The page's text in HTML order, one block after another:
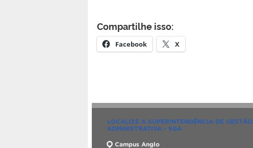
Compartilhe isso:
Facebook X
LOCALIZE A SUPERINTENDÊNCIA DE GESTÃO
ADMINISTRATIVA - SGA
Campus Anglo